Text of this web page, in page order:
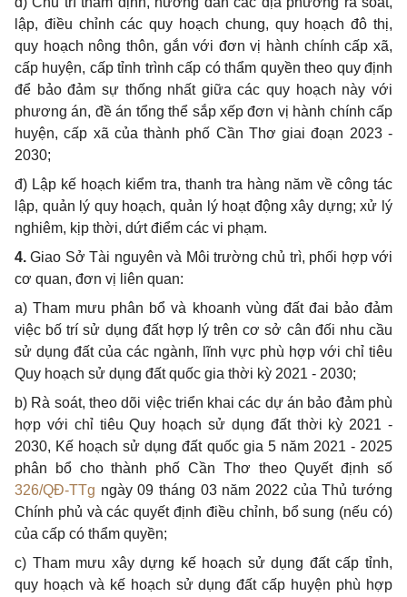
lập, điều chỉnh các quy hoạch chung, quy hoạch đô thị,
quy hoạch nông thôn, gắn với đơn vị hành chính cấp xã,
cấp huyện, cấp tỉnh trình cấp có thẩm quyền theo quy định
để bảo đảm sự thống nhất giữa các quy hoạch này với
phương án, đề án tổng thể sắp xếp đơn vị hành chính cấp
huyện, cấp xã của thành phố Cần Thơ giai đoạn 2023 -
2030;
đ) Lập kế hoạch kiểm tra, thanh tra hàng năm về công tác
lập, quản lý quy hoạch, quản lý hoạt động xây dựng; xử lý
nghiêm, kịp thời, dứt điểm các vi phạm.
4. Giao Sở Tài nguyên và Môi trường chủ trì, phối hợp với
cơ quan, đơn vị liên quan:
a)Tham mưu phân bổ và khoanh vùng đất đai bảo đảm
việc bố trí sử dụng đất hợp lý trên cơ sở cân đối nhu cầu
sử dụng đất của các ngành, lĩnh vực phù hợp với chỉ tiêu
Quy hoạch sử dụng đất quốc gia thời kỳ 2021 - 2030;
b) Rà soát, theo dõi việc triển khai các dự án bảo đảm phù
hợp với chỉ tiêu Quy hoạch sử dụng đất thời kỳ 2021 -
2030, Kế hoạch sử dụng đất quốc gia 5 năm 2021 - 2025
phân bổ cho thành phố Cần Thơ theo Quyết định số
326/QĐ-TTg ngày 09 tháng 03 năm 2022 của Thủ tướng
Chính phủ và các quyết định điều chỉnh, bổ sung (nếu có)
của cấp có thẩm quyền;
c) Tham mưu xây dựng kế hoạch sử dụng đất cấp tỉnh,
quy hoạch và kếhoạch sử dụng đất cấp huyện phù hợp